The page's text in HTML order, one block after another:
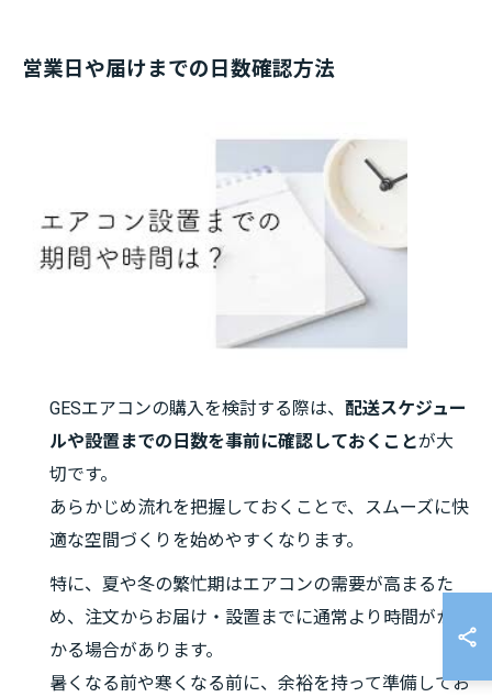
営業日や届けまでの日数確認方法
GESエアコンの購入を検討する際は、 配送スケジュー
ルや設置までの日数を事前に確認しておくことが大
切です。
あらかじめ流れを把握しておくことで、スムーズに快
適な空間づくりを始めやすくなります。
特に、夏や冬の繁忙期はエアコンの需要が高まるた
め、注文からお届け・設置までに通常より時間がか
かる場合があります。
暑くなる前や寒くなる前に、余裕を持って準備してお